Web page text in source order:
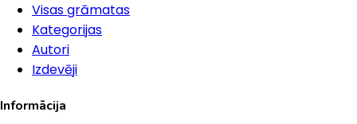
Visas grāmatas
Kategorijas
Autori
Izdevēji
Informācija